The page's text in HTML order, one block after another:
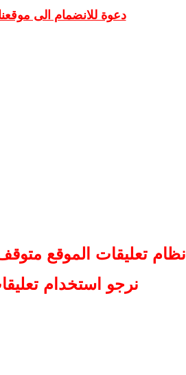
دعوة للانضمام الى
نظام تعليقات الموقع
نرجو استخدام